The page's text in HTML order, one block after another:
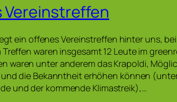
Vereinstreffen
ein offenes Vereinstreffen hinter uns,
Treffen waren insgesamt 12 Leute im
waren unter anderem das Krapoldi,
die Bekanntheit erhöhen können
und der kommende Klimastreik),…